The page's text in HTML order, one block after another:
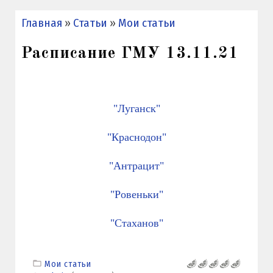
Главная » Статьи » Мои статьи
Расписание ГМУ 13.11.21
"Луганск"
"Краснодон"
"Антрацит"
"Ровеньки"
"Стаханов"
Мои статьи